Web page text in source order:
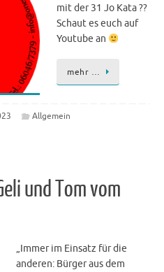
mit der 31 Jo Kata ??
Schaut es euch auf
Youtube an
mehr …
Allgemein
und Tom vom
„Immer im Einsatz für die
anderen: Bürger aus dem